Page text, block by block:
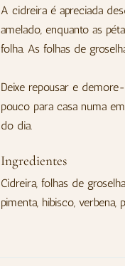
A cidreira é apreciada
amelado, enquanto as
folha. As folhas de
Deixe repousar e
pouco para casa numa
do dia.
Ingredientes
Cidreira, folhas de
pimenta, hibisco,